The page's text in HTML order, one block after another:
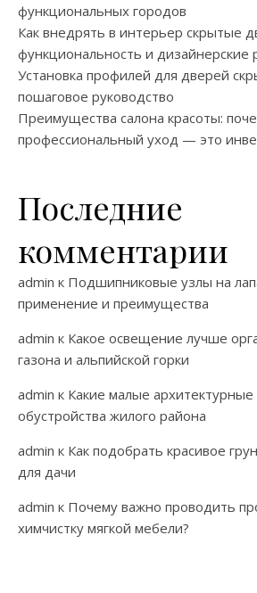
функциональных городов
Как внедрять в интерьер скрытые
функциональность и дизайнерские
Установка профилей для дверей
пошаговое руководство
Преимущества салона красоты:
профессиональный уход — это
Последние
комментарии
admin к Подшипниковые узлы на
применение и преимущества
admin к Какое освещение лучше
газона и альпийской горки
admin к Какие малые
обустройства жилого района
admin к Как подобрать красивое
для дачи
admin к Почему важно проводить
химчистку мягкой мебели?